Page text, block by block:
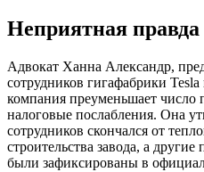
Неприятная правда
Адвокат Ханна Александр,
сотрудников гигафабрики Tesla
компания преуменьшает число
налоговые послабления. Она
сотрудников скончался от
строительства завода, а
были зафиксированы в